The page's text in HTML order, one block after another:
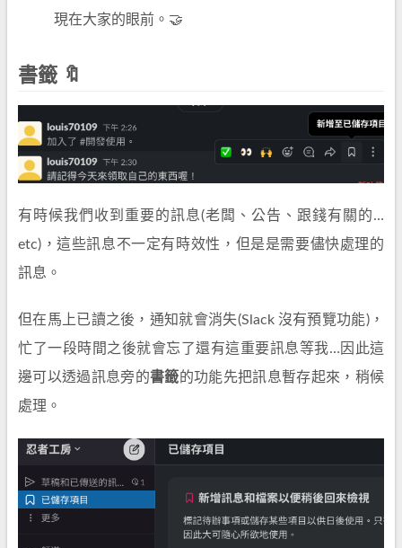
現在大家的眼前。🤝
書籤 🔖
有時候我們收到重要的訊息(老闆、公告、跟錢有關的…
etc)，這些訊息不一定有時效性，但是是需要儘快處理的
訊息。
但在馬上已讀之後，通知就會消失(Slack 沒有預覽功能)，
忙了一段時間之後就會忘了還有這重要訊息等我…因此這
邊可以透過訊息旁的書籤的功能先把訊息暫存起來，稍候
處理。